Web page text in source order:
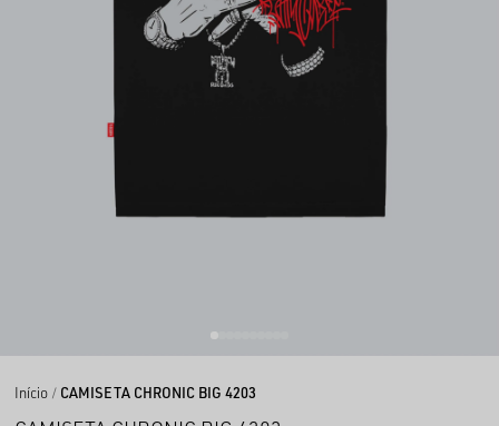
Início CAMISETA CHRONIC BIG 4203